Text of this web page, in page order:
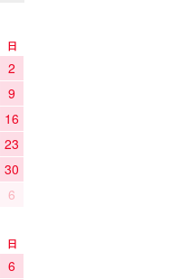
日
2
9
16
23
30
6
日
6